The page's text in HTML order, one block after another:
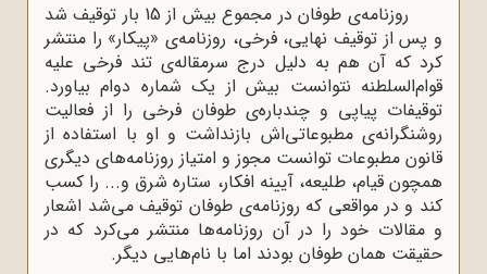
روزنامه‌ی طوفان در مجموع بیش از 15 بار توقیف شد
و پس از توقیف نهایی، فرخی، روزنامه‌ی «پیکار» را منتشر
کرد که آن هم به دلیل درج سرمقاله‌ی تند فرخی علیه
قوام‌السلطنه نتوانست بیش از یک شماره دوام بیاورد.
توقیفات پیاپی و چندباره‌ی طوفان فرخی را از فعالیت
روشنگرانه‌ی مطبوعاتی‌اش بازنداشت و او با استفاده از
قانون مطبوعات توانست مجوز و امتیاز روزنامه‌های دیگری
همچون قیام، طلیعه، آیینه افکار، ستاره شرق و... را کسب
کند و در مواقعی که روزنامه‌ی طوفان توقیف می‌شد اشعار
و مقالات خود را در آن روزنامه‌ها منتشر می‌کرد که در
حقیقت همان طوفان بودند اما با نام‌هایی دیگر.